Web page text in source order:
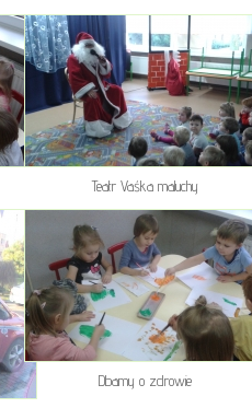
Teatr Vaśka maluchy
Dbamy o zdrowie